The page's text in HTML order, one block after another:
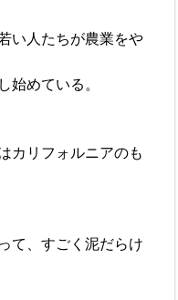
い人たちが農業をや
始めている。
カリフォルニアのも
て、すごく泥だらけ